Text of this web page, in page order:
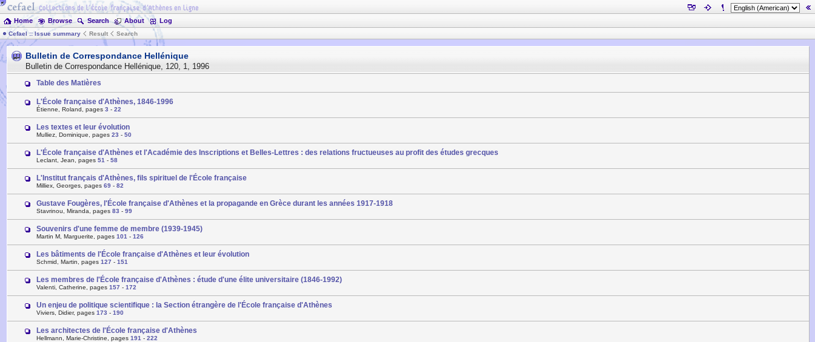
Home Browse Search About Log
Cefael :: Issue summary Result Search
Bulletin de Correspondance Hellénique
Bulletin de Correspondance Hellénique, 120, 1, 1996
Table des Matières
L'École française d'Athènes, 1846-1996
Étienne, Roland, pages 3 - 22
Les textes et leur évolution
Mulliez, Dominique, pages 23 - 50
L'École française d'Athènes et l'Académie des Inscriptions et Belles-Lettres : des relations fructueuses au profit des études grecques
Leclant, Jean, pages 51 - 58
L'Institut français d'Athènes, fils spirituel de l'École française
Milliex, Georges, pages 69 - 82
Gustave Fougères, l'École française d'Athènes et la propagande en Grèce durant les années 1917-1918
Stavrinou, Miranda, pages 83 - 99
Souvenirs d'une femme de membre (1939-1945)
Martin M, Marguerite, pages 101 - 126
Les bâtiments de l'École française d'Athènes et leur évolution
Schmid, Martin, pages 127 - 151
Les membres de l'École française d'Athènes : étude d'une élite universitaire (1846-1992)
Valenti, Catherine, pages 157 - 172
Un enjeu de politique scientifique : la Section étrangère de l'École française d'Athènes
Viviers, Didier, pages 173 - 190
Les architectes de l'École française d'Athènes
Hellmann, Marie-Christine, pages 191 - 222